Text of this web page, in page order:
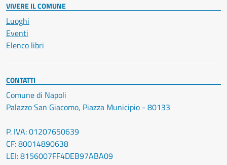
VIVERE IL COMUNE
Luoghi
Eventi
Elenco libri
CONTATTI
Comune di Napoli
Palazzo San Giacomo, Piazza Municipio - 80133
P. IVA: 01207650639
CF: 80014890638
LEI: 8156007FF4DEB97ABA09